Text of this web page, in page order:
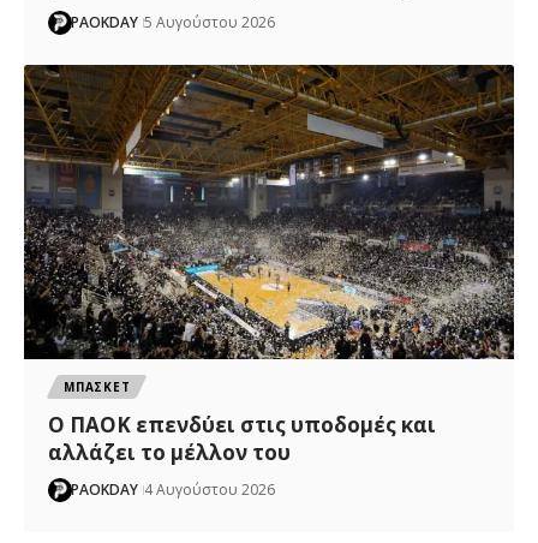
PAOKDAY 5 Αυγούστου 2026
ΜΠΑΣΚΕΤ
Ο ΠΑΟΚ επενδύει στις υποδομές και
αλλάζει το μέλλον του
PAOKDAY 4 Αυγούστου 2026